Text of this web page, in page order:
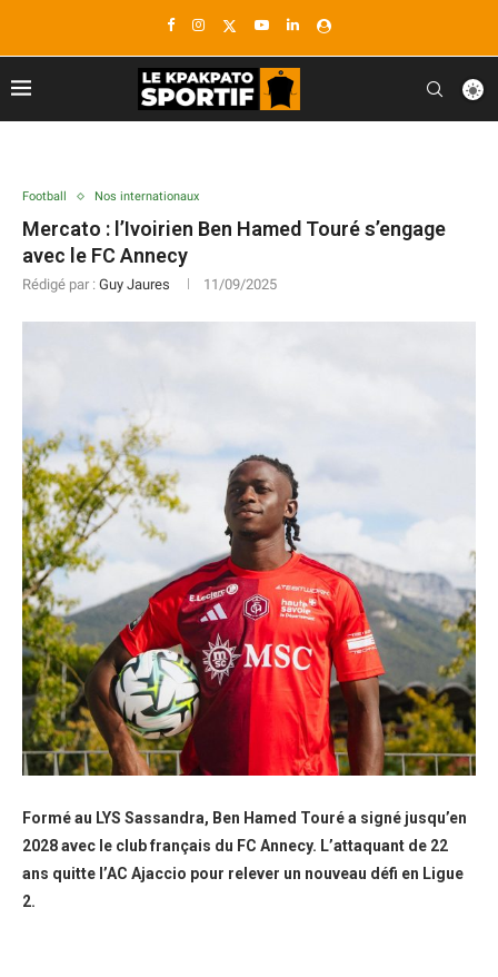
Football Nos internationaux
Mercato : l’Ivoirien Ben Hamed Touré s’engage
avec le FC Annecy
Rédigé par : Guy Jaures 11/09/2025
Formé au LYS Sassandra, Ben Hamed Touré a signé jusqu’en
2028 avec le club français du FC Annecy. L’attaquant de 22
ans quitte l’AC Ajaccio pour relever un nouveau défi en Ligue
2.